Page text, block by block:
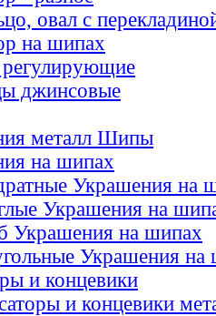
овал с
на шипах
джинсовые
металл Шипы
на шипах
Украшения на
Украшения на
Украшения на шипах
Украшения на
и концевики
и концевики